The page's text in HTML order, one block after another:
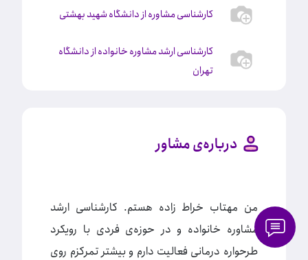
کارشناسی مشاوره از دانشگاه شهید بهشتی
کارشناسی ارشد مشاوره خانواده از دانشگاه
تهران
درباره‌ی مشاور
من مهتاب خراط‌ زاده هستم. کارشناسی ارشد
مشاوره خانواده و در حوزه‌ی فردی با رویکرد
طرحواره درمانی فعالیت دارم و بیشتر تمرکزم روی